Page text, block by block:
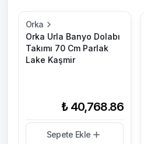
Orka
Orka Urla Banyo Dolabı
Takımı 70 Cm Parlak
Lake Kaşmir
₺ 40,768.86
Sepete Ekle